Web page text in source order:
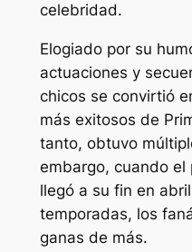
celebridad.
Elogiado por su
actuaciones y
chicos se convirtió
más exitosos de
tanto, obtuvo
embargo, cuando el
llegó a su fin en
temporadas, los
ganas de más.